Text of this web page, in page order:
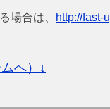
場合は、
http://fast-
へ）↓